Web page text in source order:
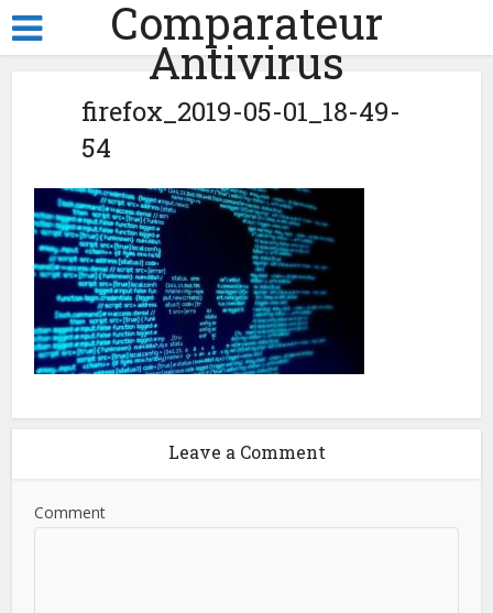
Comparateur
Antivirus
firefox_2019-05-01_18-49-
54
Leave a Comment
Comment